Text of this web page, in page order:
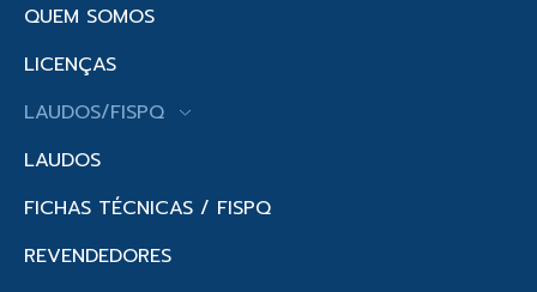
QUEM SOMOS
LICENÇAS
LAUDOS/FISPQ
LAUDOS
FICHAS TÉCNICAS / FISPQ
REVENDEDORES